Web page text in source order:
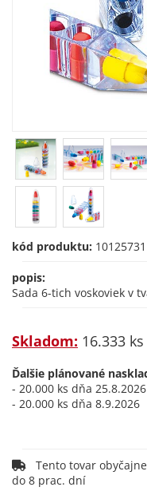
kód produktu: 10125731
popis:
Sada 6-tich voskoviek v
Skladom: 16.333 ks
Ďalšie plánované
- 20.000 ks dňa 25.8.2026
- 20.000 ks dňa 8.9.2026
Tento tovar
do 8 prac. dní